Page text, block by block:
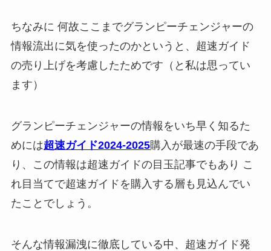
ちなみに 何故ここまでグランピーチェンジャーの
情報流出に気を使ったのかというと、超速ガイド
の売り上げを考慮したためです（と私は思ってい
ます）
グランピーチェンジャーの情報をいち早く知るた
めには超速ガイド2024-2025購入が最速の手段であ
り、この情報は超速ガイドの目玉記事でもあり こ
れ目当てで超速ガイドを購入する層も見込んでい
たことでしょう。
そんな情報漏洩に徹底している中、超速ガイド発